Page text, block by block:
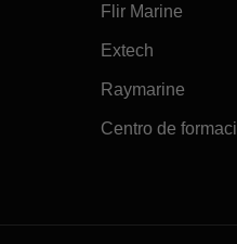
Flir Marine
Extech
Raymarine
Centro de